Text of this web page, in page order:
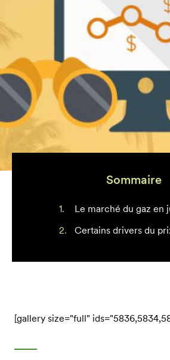
Sommaire
Le marché du gaz en
Certains drivers du
[gallery size="full"